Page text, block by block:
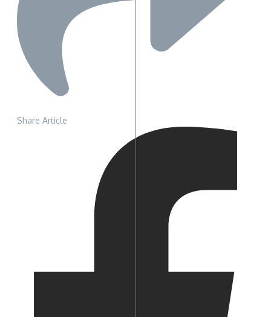
Share Article